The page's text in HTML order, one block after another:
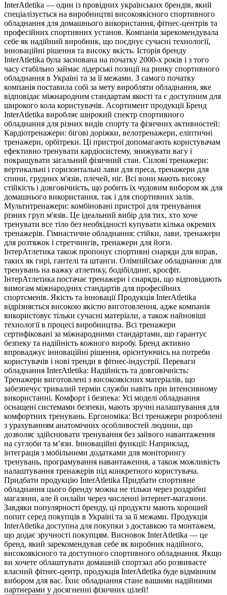
InterAtletika — один із провідних українських брендів, який
спеціалізується на виробництві високоякісного спортивного
обладнання для домашнього використання, фітнес-центрів та
професійних спортивних установ. Компанія зарекомендувала
себе як надійний виробник, що поєднує сучасні технології,
інноваційні рішення та високу якість. Історія бренду
InterAtletika була заснована на початку 2000-х років і з того
часу стабільно займає лідерські позиції на ринку спортивного
обладнання в Україні та за її межами. З самого початку
компанія поставила собі за мету виробляти обладнання, яке
відповідає міжнародним стандартам якості та є доступним для
широкого кола користувачів. Асортимент продукції Бренд
InterAtletika виробляє широкий спектр спортивного
обладнання для різних видів спорту та фізичних активностей:
Кардіотренажери: бігові доріжки, велотренажери, еліптичні
тренажери, орбітреки. Ці пристрої допомагають користувачам
ефективно тренувати кардіосистему, знижувати вагу і
покращувати загальний фізичний стан. Силові тренажери:
вертикальні і горизонтальні лави для преса, тренажери для
спини, грудних м'язів, плечей, ніг. Всі вони мають високу
стійкість і довговічність, що робить їх чудовим вибором як для
домашнього використання, так і для спортивних залів.
Мультитренажери: комбіновані пристрої для тренування
різних груп м'язів. Це ідеальний вибір для тих, хто хоче
тренувати все тіло без необхідності купувати кілька окремих
тренажерів. Гімнастичне обладнання: стійки, лави, тренажери
для розтяжок і стретчингів, тренажери для йоги.
ІнтерАтлетика також пропонує спортивні снаряди для вправ,
таких як гирі, гантелі та штанги. Олімпійське обладнання: для
тренувань на важку атлетику, бодібілдинг, кросфіт.
ІнтерАтлетика постачає тренажери і снаряди, що відповідають
вимогам міжнародних стандартів для професійних
спортсменів. Якість та інновації Продукція InterAtletika
відрізняється високою якістю виготовлення, адже компанія
використовує тільки сучасні матеріали, а також найновіші
технології в процесі виробництва. Всі тренажери
сертифіковані за міжнародними стандартами, що гарантує
безпеку та надійність кожного виробу. Бренд активно
впроваджує інноваційні рішення, орієнтуючись на потреби
користувачів і нові тренди в фітнес-індустрії. Переваги
обладнання InterAtletika: Надійність та довговічність:
Тренажери виготовлені з високоякісних матеріалів, що
забезпечує тривалий термін служби навіть при інтенсивному
використанні. Комфорт і безпека: Усі моделі обладнання
оснащені системами безпеки, мають зручні налаштування для
комфортних тренувань. Ергономіка: Всі тренажери розроблені
з урахуванням анатомічних особливостей людини, що
дозволяє здійснювати тренування без зайвого навантаження
на суглоби та м’язи. Інноваційні функції: Наприклад,
інтеграція з мобільними додатками для моніторингу
тренувань, програмування навантаження, а також можливість
налаштування тренажерів під конкретного користувача.
Придбати продукцію InterAtletika Придбати спортивне
обладнання цього бренду можна не тільки через роздрібні
магазини, але й онлайн через численні інтернет-магазини.
Завдяки популярності бренду, ці продукти мають хороший
попит серед покупців в Україні та за її межами. Продукція
InterAtletika доступна для покупки з доставкою та монтажем,
що додає зручності покупцям. Висновок InterAtletika — це
бренд, який зарекомендував себе як виробник надійного,
високоякісного та доступного спортивного обладнання. Якщо
ви хочете облаштувати домашній спортзал або розвиваєте
власний фітнес-центр, продукція InterAtletika буде відмінним
вибором для вас. Їхнє обладнання стане вашими надійними
партнерами у досягненні фізичних цілей!